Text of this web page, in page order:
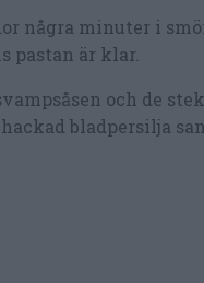
några minuter i
pastan är klar.
och de
bladpersilja